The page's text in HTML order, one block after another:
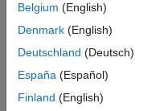
ロボット モデルは、モデ
lbr.DataFormat =
Belgium (English)
Denmark (English)
Deutschland (Deutsch)
España (Español)
Finland (English)